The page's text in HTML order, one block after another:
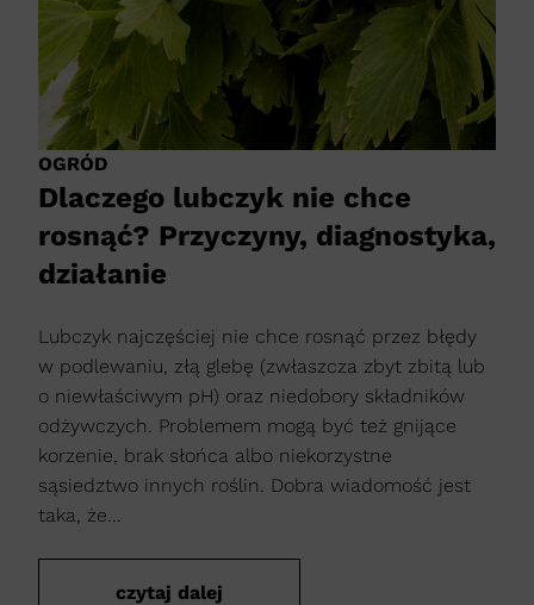
OGRÓD
Dlaczego lubczyk nie chce
rosnąć? Przyczyny, diagnostyka,
działanie
Lubczyk najczęściej nie chce rosnąć przez błędy
w podlewaniu, złą glebę (zwłaszcza zbyt zbitą lub
o niewłaściwym pH) oraz niedobory składników
odżywczych. Problemem mogą być też gnijące
korzenie, brak słońca albo niekorzystne
sąsiedztwo innych roślin. Dobra wiadomość jest
taka, że...
czytaj dalej